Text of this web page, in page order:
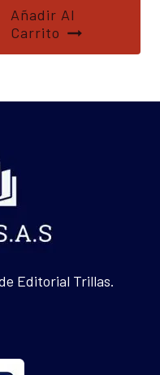
Añadir Al
Carrito
Editorial Trillas.